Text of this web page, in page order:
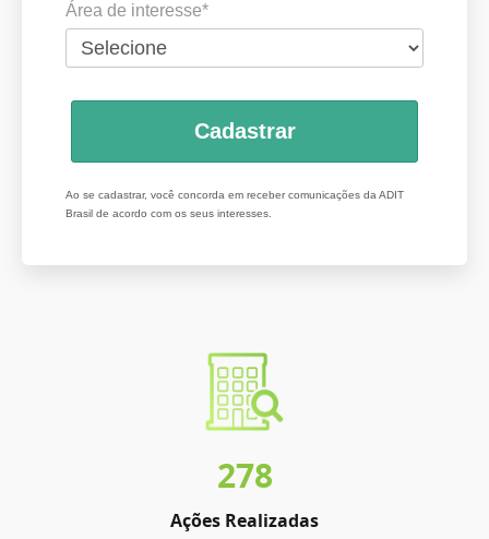
Área de interesse*
Cadastrar
Ao se cadastrar, você concorda em receber comunicações da ADIT
Brasil de acordo com os seus interesses.
278
Ações Realizadas